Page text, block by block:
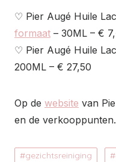
♡ Pier Augé Huile
formaat – 30ML – €
♡ Pier Augé Huile
200ML – € 27,50
Op de website van
en de verkooppunten.
gezichtsreiniging